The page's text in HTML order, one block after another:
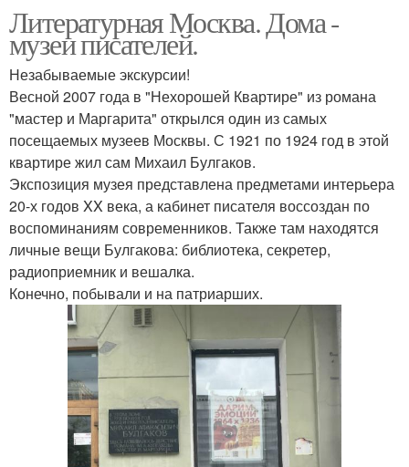
Литературная Москва. Дома -
музеи писателей.
Незабываемые экскурсии!
Весной 2007 года в "Нехорошей Квартире" из романа
"мастер и Маргарита" открылся один из самых
посещаемых музеев Москвы. С 1921 по 1924 год в этой
квартире жил сам Михаил Булгаков.
Экспозиция музея представлена предметами интерьера
20-х годов XX века, а кабинет писателя воссоздан по
воспоминаниям современников. Также там находятся
личные вещи Булгакова: библиотека, секретер,
радиоприемник и вешалка.
Конечно, побывали и на патриарших.